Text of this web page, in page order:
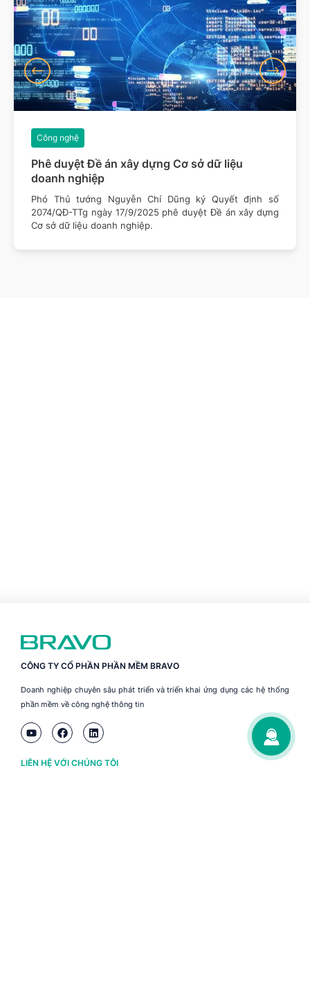
Phê duyệt Đề án xây dựng Cơ sở dữ liệu
doanh nghiệp
Công nghệ
Phó Thủ tướng Nguyễn Chí Dũng ký Quyết định số
2074/QĐ-TTg ngày 17/9/2025 phê duyệt Đề án xây dựng
Cơ sở dữ liệu doanh nghiệp.
CÔNG TY CỔ PHẦN PHẦN MỀM BRAVO
Doanh nghiệp chuyên sâu phát triển và triển khai ứng dụng các hệ thống
phần mềm về công nghệ thông tin
LIÊN HỆ VỚI CHÚNG TÔI